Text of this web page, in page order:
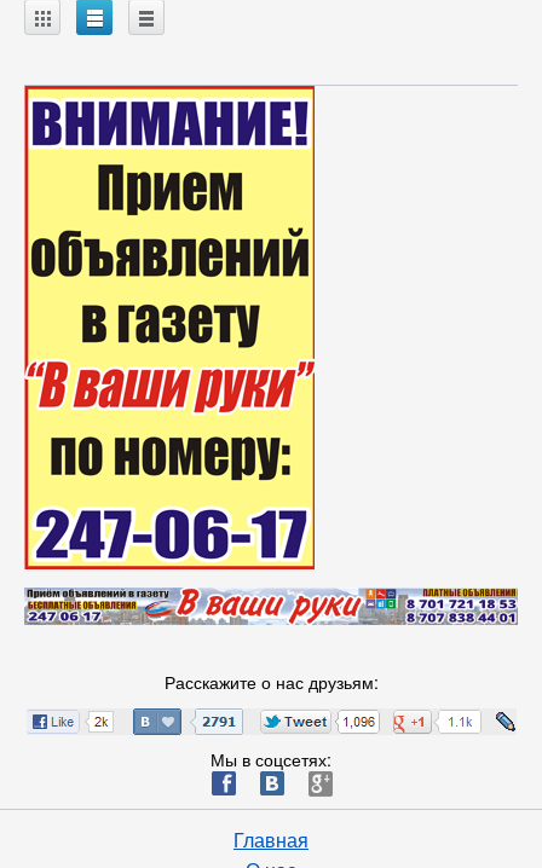
A B C
Расскажите о нас друзьям:
Мы в соцсетях:
ä æ è
Главная